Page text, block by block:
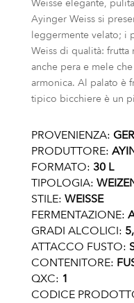
Weisse elegante,
Ayinger Weiss si
leggermente velato; i
Weiss di qualità: frutta
anche pera e mele
armonica. Al palato è
tipico bicchiere è un
PROVENIENZA:
PRODUTTORE:
FORMATO: 30 L
TIPOLOGIA:
STILE: WEISSE
FERMENTAZIONE:
GRADI ALCOLICI:
ATTACCO FUSTO:
CONTENITORE:
QXC: 1
CODICE